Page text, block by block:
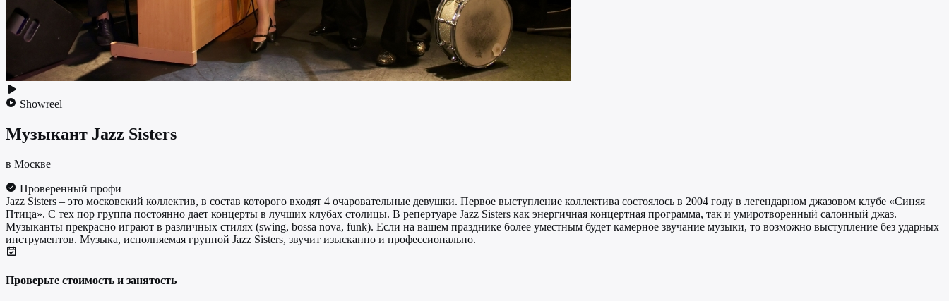
Showreel
Музыкант Jazz Sisters
в Москве
Проверенный профи
Jazz Sisters – это московский коллектив, в состав которого входят 4 очаровательные девушки. Первое выступление коллектива состоялось в 2004 году в легендарном джазовом клубе «Синяя
Птица». С тех пор группа постоянно дает концерты в лучших клубах столицы. В репертуаре Jazz Sisters как энергичная концертная программа, так и умиротворенный салонный джаз.
Музыканты прекрасно играют в различных стилях (swing, bossa nova, funk). Если на вашем празднике более уместным будет камерное звучание музыки, то возможно выступление без ударных
инструментов. Музыка, исполняемая группой Jazz Sisters, звучит изысканно и профессионально.
Проверьте стоимость и занятость